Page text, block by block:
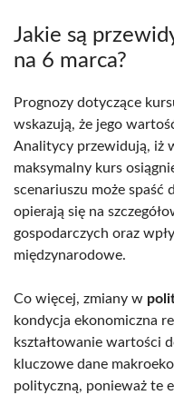
Jakie są
na 6 marca?
Prognozy dotyczące
wskazują, że jego
Analitycy przewidują, iż
maksymalny kurs
scenariuszu może spaść
opierają się na
gospodarczych oraz
międzynarodowe.
Co więcej, zmiany w
kondycja ekonomiczna
kształtowanie wartości
kluczowe dane
polityczną, ponieważ te